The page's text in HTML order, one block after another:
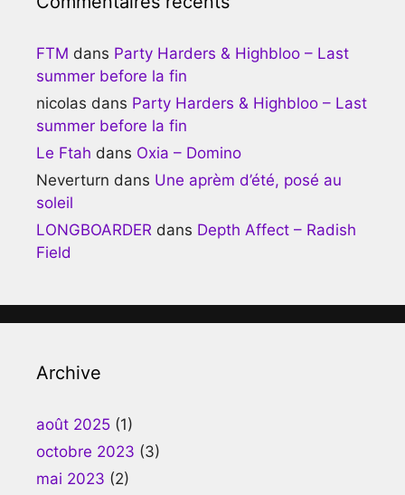
FTM dans Party Harders & Highbloo – Last
summer before la fin
nicolas dans Party Harders & Highbloo – Last
summer before la fin
Le Ftah dans Oxia – Domino
Neverturn dans Une aprèm d’été, posé au
soleil
LONGBOARDER dans Depth Affect – Radish
Field
Archive
août 2025 (1)
octobre 2023 (3)
mai 2023 (2)